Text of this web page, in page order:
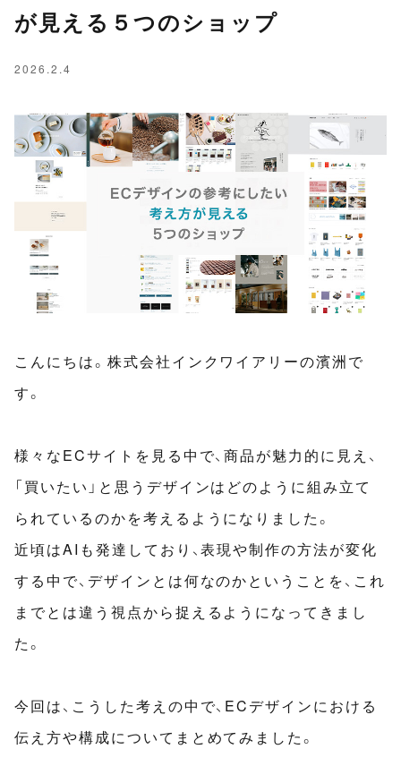
が見える５つのショップ
2026.2.4
こんにちは。株式会社インクワイアリーの濱洲で
す。
様々なECサイトを見る中で、商品が魅力的に見え、
「買いたい」と思うデザインはどのように組み立て
られているのかを考えるようになりました。
近頃はAIも発達しており、表現や制作の方法が変化
する中で、デザインとは何なのかということを、これ
までとは違う視点から捉えるようになってきまし
た。
今回は、こうした考えの中で、ECデザインにおける
伝え方や構成についてまとめてみました。